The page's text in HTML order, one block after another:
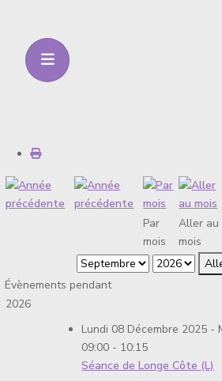
Par
mois
Aller au
mois
Évènements pendant
2026
Lundi 08 Décembre 2025 -
09:00 - 10:15
Séance de Longe Côte (L)